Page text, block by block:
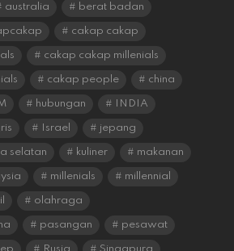
australia berat badan
cakap cakap
cakap cakap millenials
cakap people china
hubungan INDIA
Israel jepang
selatan kuliner makanan
millenials millennial
olahraga
pasangan pesawat